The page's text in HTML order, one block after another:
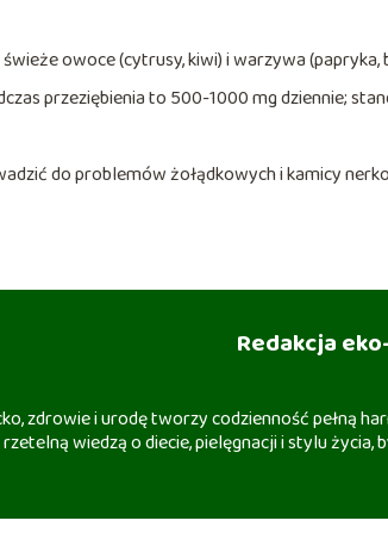
owoce (cytrusy, kiwi) i warzywa
przeziębienia to 500-1000 mg dziennie;
do problemów żołądkowych i kamicy
Redakcja
zdrowie i urodę tworzy codzienność pełną
rzetelną wiedzą o diecie, pielęgnacji i stylu